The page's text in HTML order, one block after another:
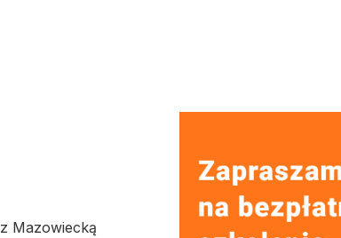
Mazowiecką